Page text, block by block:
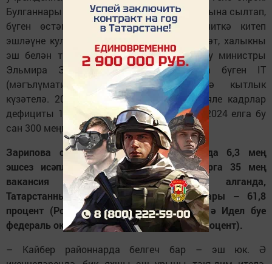
Булганнары да, хезмәт хакының түбән булуына сылтап,
бүген өстәмә һөнәр үзләштерү һәм читкә китеп
эшләүне кулайрак күрә, – Татарстан хезмәт, халыкны
эш белән тәэмин итү һәм социаль яклау министры
Эльмира Зарипова. – Россия буенча бүген IT
(мәгълүмати технологияләр) белгеченә кытлык
күзәтелә. 2021 елда югары квалификацияле кадрлар
дефициты 150 мең кеше тәшкил иткән, ә 2024 елга бу
сан 300 меңгә җитәчәк.
Зарипова сүзләренчә, бүген республикада 6,3 мең
эшсез исәпләнә. Хезмәт базарында аларга 35 мең
вакансия тәкъдим ителә. Гомумән алганда,
Татарстанның мәшгульлек дәрәҗәсе югары – 61,8
процент (Россия буенча ул уртача 60,2, ә Идел буе
федераль округы буенча әлеге сан – 59,6 процент).
– Кайбер районнарда белгеч бар – эш юк. Ә